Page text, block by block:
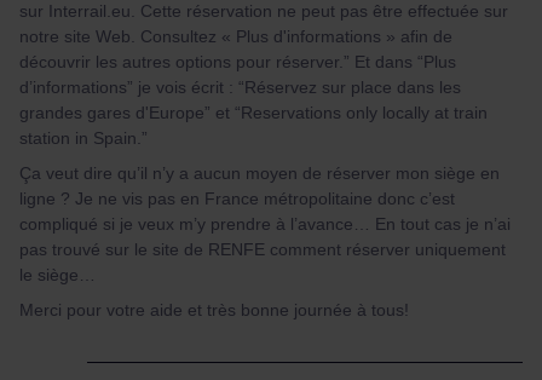
sur Interrail.eu. Cette réservation ne peut pas être effectuée sur
notre site Web. Consultez « Plus d'informations » afin de
découvrir les autres options pour réserver.” Et dans “Plus
d’informations” je vois écrit : “Réservez sur place dans les
grandes gares d'Europe” et “Reservations only locally at train
station in Spain.”
Ça veut dire qu’il n’y a aucun moyen de réserver mon siège en
ligne ? Je ne vis pas en France métropolitaine donc c’est
compliqué si je veux m’y prendre à l’avance… En tout cas je n’ai
pas trouvé sur le site de RENFE comment réserver uniquement
le siège…
Merci pour votre aide et très bonne journée à tous!